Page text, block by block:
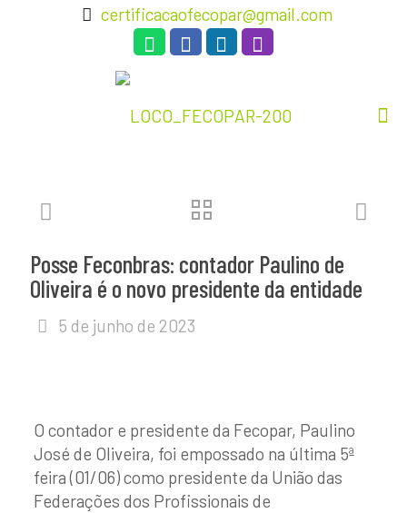
certificacaofecopar@gmail.com
Posse Feconbras: contador Paulino de
Oliveira é o novo presidente da entidade
5 de junho de 2023
O contador e presidente da Fecopar, Paulino
José de Oliveira, foi empossado na última 5ª
feira (01/06) como presidente da União das
Federações dos Profissionais de